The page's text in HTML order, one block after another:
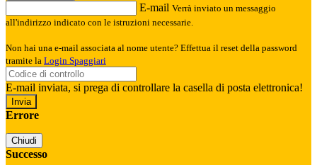
E-mail Verrà inviato un messaggio
all'indirizzo indicato con le istruzioni necessarie.
Non hai una e-mail associata al nome utente? Effettua il reset della password
tramite la Login Spaggiari
E-mail inviata, si prega di controllare la casella di posta elettronica!
Errore
Chiudi
Successo